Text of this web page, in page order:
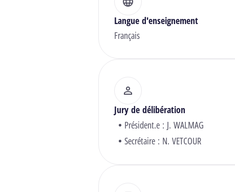
Langue d'enseignement
Français
Jury de délibération
Président.e : J. WALMAG
Secrétaire : N. VETCOUR